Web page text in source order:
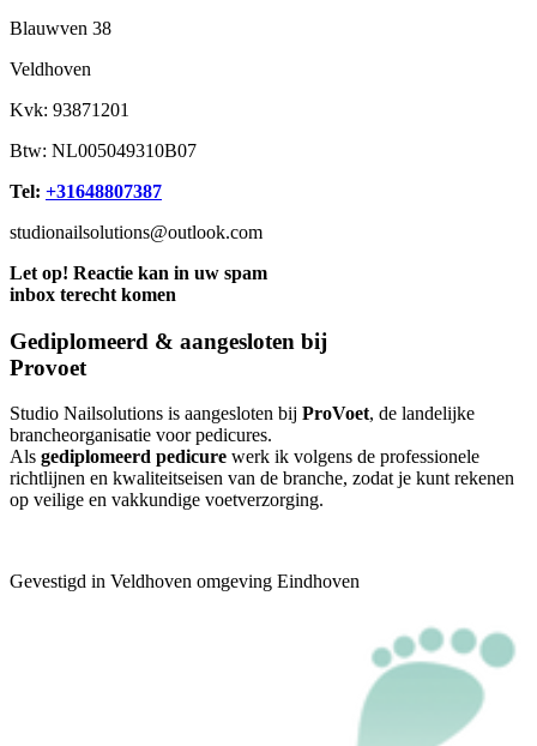
Blauwven 38
Veldhoven
Kvk: 93871201
Btw: NL005049310B07
Tel: +31648807387
studionailsolutions@outlook.com
Let op! Reactie kan in uw spam
inbox terecht komen
Gediplomeerd & aangesloten bij
Provoet
Studio Nailsolutions is aangesloten bij ProVoet, de landelijke
brancheorganisatie voor pedicures.
Als gediplomeerd pedicure werk ik volgens de professionele
richtlijnen en kwaliteitseisen van de branche, zodat je kunt rekenen
op veilige en vakkundige voetverzorging.
Gevestigd in Veldhoven omgeving Eindhoven